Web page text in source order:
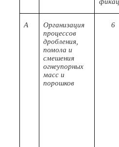
А
Организация
процессов
дробления,
помола и
смешения
огнеупорных
масс и
порошков
6